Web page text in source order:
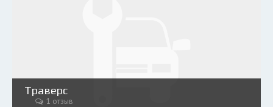
Траверс
1 отзыв